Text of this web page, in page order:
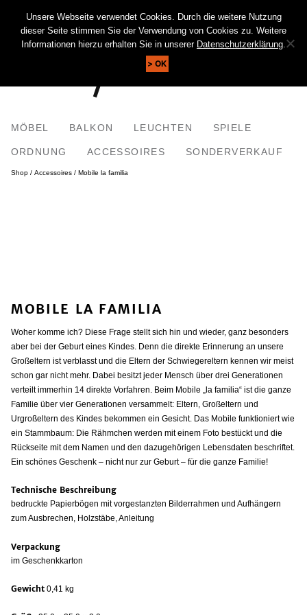
KUNDENKONTO WARENKORB (0)
SUCHE
MÖBEL BALKON LEUCHTEN SPIELE
ORDNUNG ACCESSOIRES SONDERVERKAUF
Shop/ Accessoires/ Mobile la familia
MOBILE LA FAMILIA
Woher komme ich? Diese Frage stellt sich hin und wieder, ganz besonders
aber bei der Geburt eines Kindes. Denn die direkte Erinnerung an unsere
Großeltern ist verblasst und die Eltern der Schwiegereltern kennen wir meist
schon gar nicht mehr. Dabei besitzt jeder Mensch über drei Generationen
verteilt immerhin 14 direkte Vorfahren. Beim Mobile „la familia“ ist die ganze
Familie über vier Generationen versammelt: Eltern, Großeltern und
Urgroßeltern des Kindes bekommen ein Gesicht. Das Mobile funktioniert wie
ein Stammbaum: Die Rähmchen werden mit einem Foto bestückt und die
Rückseite mit dem Namen und den dazugehörigen Lebensdaten beschriftet.
Ein schönes Geschenk – nicht nur zur Geburt – für die ganze Familie!
Technische Beschreibung
bedruckte Papierbögen mit vorgestanzten Bilderrahmen und Aufhängern
zum Ausbrechen, Holzstäbe, Anleitung
Verpackung
im Geschenkkarton
Gewicht 0,41 kg
Unsere Webseite verwendet Cookies. Durch die weitere Nutzung
dieser Seite stimmen Sie der Verwendung von Cookies zu. Weitere
Informationen hierzu erhalten Sie in unserer Datenschutzerklärung.
OK